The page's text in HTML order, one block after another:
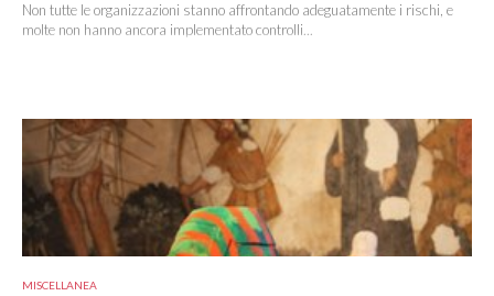
Non tutte le organizzazioni stanno affrontando adeguatamente i rischi, e
molte non hanno ancora implementato controlli...
MISCELLANEA